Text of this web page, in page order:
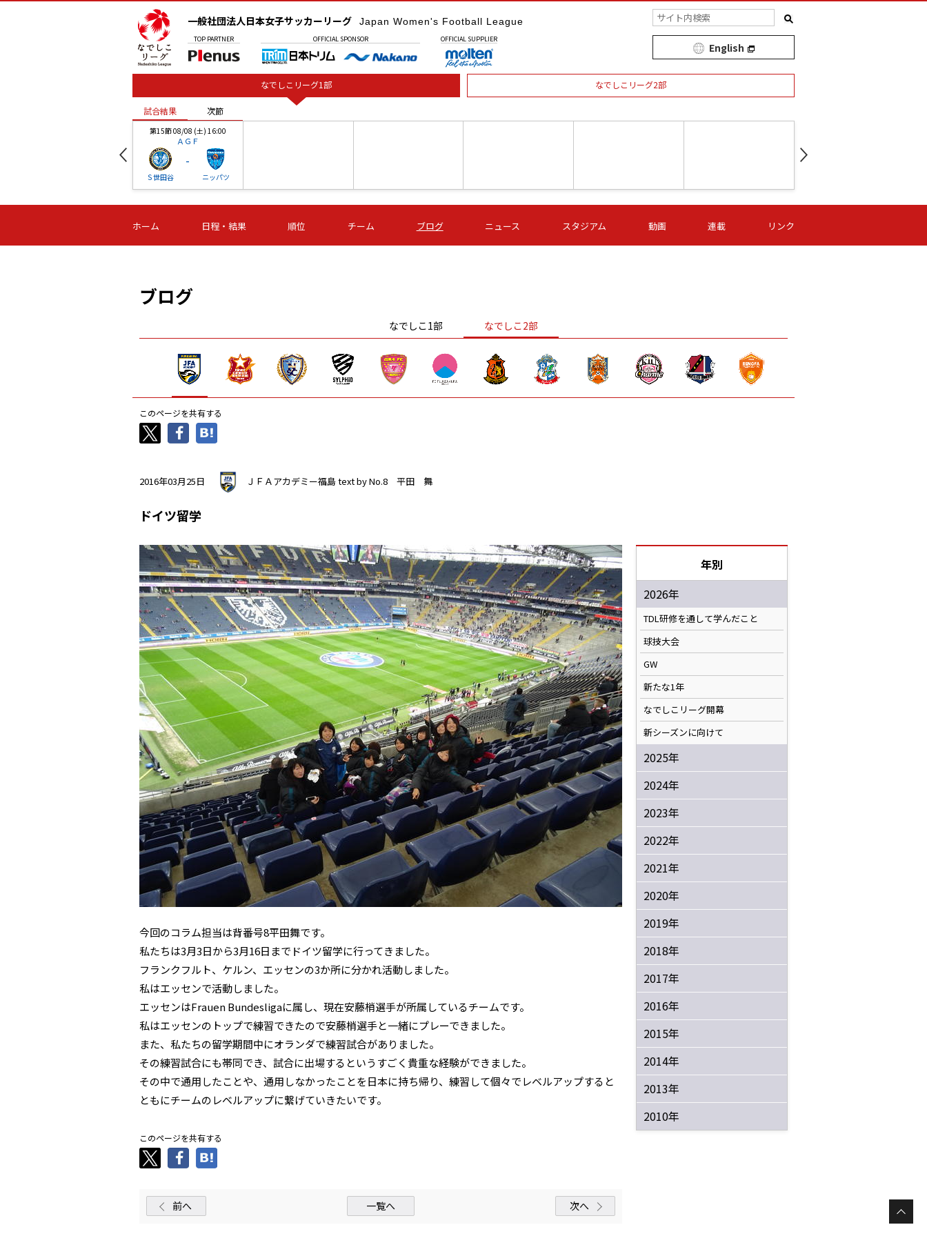
一般社団法人日本女子サッカーリーグ Japan Women's Football League
TOP PARTNER OFFICIAL SPONSOR OFFICIAL SUPPLIER
English
なでしこリーグ1部 なでしこリーグ2部
試合結果 次節
第15節 08/08 (土) 16:00
ＡＧＦ
Ｓ世田谷
-
ニッパツ
-
第16節 09/05 (土) 15:00
ニッパツ
-
第16節 09/05 (土) 15:00
石人の星
-
第16節 09/05 (土) 16:00
ＡＧＦ
-
いちご
-
第16節 09/06 (日) 15:00
-
第16節 09/06 (日) 15:00
- -
試合結果 次節
ホーム 日程・結果 順位 チーム ブログ ニュース スタジアム 動画 連載 リンク
ブログ
なでしこ1部 なでしこ2部
このページを共有する
2016年03月25日 ＪＦＡアカデミー福島text by No.8 平田 舞
ドイツ留学
今回のコラム担当は背番号8平田舞です。
私たちは3月3日から3月16日までドイツ留学に行ってきました。
フランクフルト、ケルン、エッセンの3か所に分かれ活動しました。
私はエッセンで活動しました。
エッセンはFrauen Bundesligaに属し、現在安藤梢選手が所属しているチームです。
私はエッセンのトップで練習できたので安藤梢選手と一緒にプレーできました。
また、私たちの留学期間中にオランダで練習試合がありました。
その練習試合にも帯同でき、試合に出場するというすごく貴重な経験ができました。
その中で通用したことや、通用しなかったことを日本に持ち帰り、練習して個々でレベルアップすると
ともにチームのレベルアップに繋げていきたいです。
このページを共有する
前へ 一覧へ 次へ
年別
2026年
TDL研修を通して学んだこと
球技大会
GW
新たな1年
なでしこリーグ開幕
新シーズンに向けて
2025年
2024年
2023年
2022年
2021年
2020年
2019年
2018年
2017年
2016年
2015年
2014年
2013年
2010年